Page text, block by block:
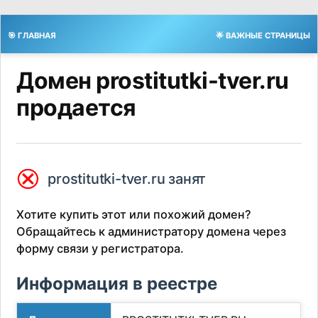
🎯 ГЛАВНАЯ 🌟 ВАЖНЫЕ СТРАНИЦЫ
Домен prostitutki-tver.ru
продается
⮿ prostitutki-tver.ru занят
Хотите купить этот или похожий домен?
Обращайтесь к администратору домена через
форму связи у регистратора.
Информация в реестре